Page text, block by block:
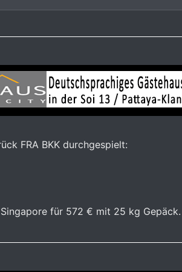
FRA BKK durchgespielt:
für 572 € mit 25 kg Gepäck.